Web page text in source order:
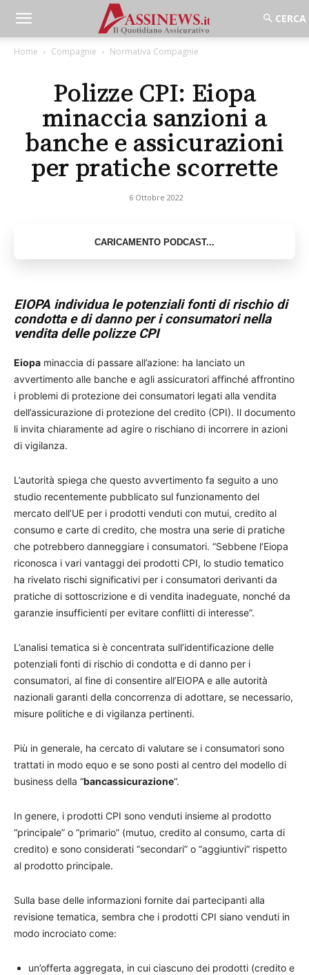
Home Compagnie Normativa Compagnie
Polizze CPI: Eiopa
minaccia sanzioni a
banche e assicurazioni
per pratiche scorrette
6 Ottobre 2022
EIOPA individua le potenziali fonti di rischio di
condotta e di danno per i consumatori nella
vendita delle polizze CPI
Eiopa minaccia di passare all’azione: ha lanciato un
avvertimento alle banche e agli assicuratori affinché affrontino
i problemi di protezione dei consumatori legati alla vendita
dell’assicurazione di protezione del credito (CPI). Il documento
li invita chiaramente ad agire o rischiano di incorrere in azioni
di vigilanza.
L’autorità spiega che questo avvertimento fa seguito a uno
studio recentemente pubblicato sul funzionamento del
mercato dell’UE per i prodotti venduti con mutui, credito al
consumo e carte di credito, che mostra una serie di pratiche
che potrebbero danneggiare i consumatori. “Sebbene l’Eiopa
riconosca i vari vantaggi dei prodotti CPI, lo studio tematico
ha rivelato rischi significativi per i consumatori derivanti da
pratiche di sottoscrizione e di vendita inadeguate, nonché da
garanzie insufficienti per evitare conflitti di interesse”.
L’analisi tematica si è concentrata sull’identificazione delle
potenziali fonti di rischio di condotta e di danno per i
consumatori, al fine di consentire all’EIOPA e alle autorità
nazionali garanti della concorrenza di adottare, se necessario,
misure politiche e di vigilanza pertinenti.
Più in generale, ha cercato di valutare se i consumatori sono
trattati in modo equo e se sono posti al centro del modello di
business della “bancassicurazione“.
In genere, i prodotti CPI sono venduti insieme al prodotto
“principale” o “primario” (mutuo, credito al consumo, carta di
credito) e sono considerati “secondari” o “aggiuntivi” rispetto
al prodotto principale.
Sulla base delle informazioni fornite dai partecipanti alla
revisione tematica, sembra che i prodotti CPI siano venduti in
modo incrociato come:
un’offerta aggregata, in cui ciascuno dei prodotti (credito e